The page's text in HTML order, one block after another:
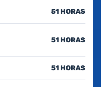
51 HORAS
51 HORAS
51 HORAS